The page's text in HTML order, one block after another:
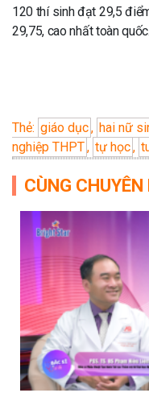
120 thí sinh đạt 29,5
29,75, cao nhất toàn quốc.
Thẻ: giáo dục, hai nữ
nghiệp THPT, tự học,
CÙNG